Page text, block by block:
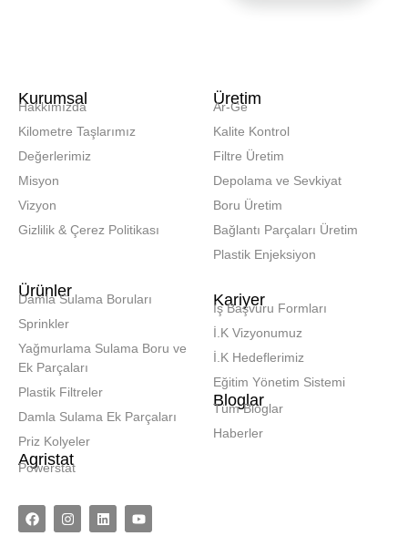
Kurumsal
Hakkımızda
Kilometre Taşlarımız
Değerlerimiz
Misyon
Vizyon
Gizlilik & Çerez Politikası
Üretim
Ar-Ge
Kalite Kontrol
Filtre Üretim
Depolama ve Sevkiyat
Boru Üretim
Bağlantı Parçaları Üretim
Plastik Enjeksiyon
Ürünler
Damla Sulama Boruları
Sprinkler
Yağmurlama Sulama Boru ve
Ek Parçaları
Plastik Filtreler
Damla Sulama Ek Parçaları
Priz Kolyeler
Agristat
Powerstat
Kariyer
İş Başvuru Formları
İ.K Vizyonumuz
İ.K Hedeflerimiz
Eğitim Yönetim Sistemi
Bloglar
Tüm Bloglar
Haberler